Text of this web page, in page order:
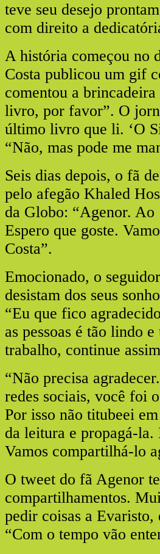
teve seu desejo
com direito a
A história começou no
Costa publicou um gif
comentou a
livro, por favor”. O
último livro que li. ‘O
“Não, mas pode me
Seis dias depois, o fã
pelo afegão Khaled
da Globo: “Agenor. Ao
Espero que goste.
Costa”.
Emocionado, o
desistam dos seus
“Eu que fico
as pessoas é tão lindo
trabalho, continue
“Não precisa
redes sociais, você foi
Por isso não titubeei
da leitura e propagá-
Vamos compartilhá-lo
O tweet do fã Agenor
compartilhamentos.
pedir coisas a
“Com o tempo vão